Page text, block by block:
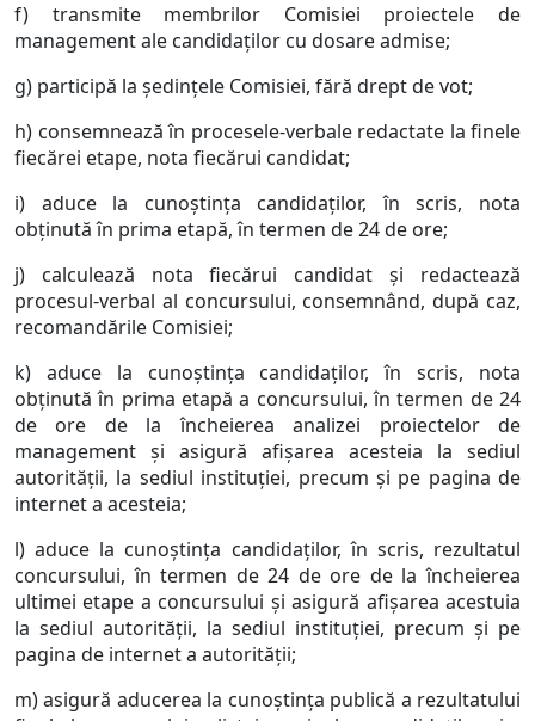
f) transmite membrilor Comisiei proiectele de
management ale candidaţilor cu dosare admise;
g) participă la şedinţele Comisiei, fără drept de vot;
h) consemnează în procesele-verbale redactate la finele
fiecărei etape, nota fiecărui candidat;
i) aduce la cunoştinţa candidaţilor, în scris, nota
obţinută în prima etapă, în termen de 24 de ore;
j) calculează nota fiecărui candidat şi redactează
procesul-verbal al concursului, consemnând, după caz,
recomandările Comisiei;
k) aduce la cunoştinţa candidaţilor, în scris, nota
obţinută în prima etapă a concursului, în termen de 24
de ore de la încheierea analizei proiectelor de
management şi asigură afişarea acesteia la sediul
autorităţii, la sediul instituţiei, precum şi pe pagina de
internet a acesteia;
l) aduce la cunoştinţa candidaţilor, în scris, rezultatul
concursului, în termen de 24 de ore de la încheierea
ultimei etape a concursului şi asigură afişarea acestuia
la sediul autorităţii, la sediul instituţiei, precum şi pe
pagina de internet a autorităţii;
m) asigură aducerea la cunoştinţa publică a rezultatului